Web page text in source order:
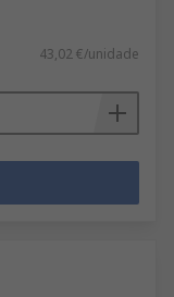
43,02 €/unidade